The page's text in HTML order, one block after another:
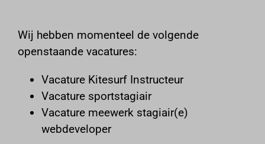
Aanbod
Kadobon
Locaties
Over ons
Wij hebben momenteel de volgende
openstaande vacatures:
Vacature Kitesurf Instructeur
Vacature sportstagiair
Vacature meewerk stagiair(e)
webdeveloper